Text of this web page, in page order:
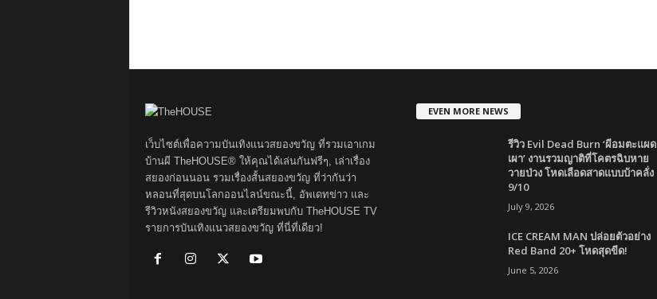
เว็บไซต์เพื่อความบันเทิงแนวสยองขวัญ ที่รวมเอาเกม
บ้านผี TheHOUSE® ให้คุณได้เล่นกันฟรีๆ, เล่าเรื่อง
สยองก่อนนอน รวมเรื่องสั้นสยองขวัญ ที่ว่ากันว่า
หลอนที่สุดบนโลกออนไลน์ขณะนี้, อัพเดทข่าว และ
รีวิวหนังสยองขวัญ และเตรียมพบกับ TheHOUSE TV
รายการบันเทิงแนวสยองขวัญ ที่นี่ที่เดียว!
EVEN MORE NEWS
รีวิว Evil Dead Burn ‘ผีอมตะแผด
เผา’ งานรวมญาติที่โคตรฉิบหาย
วายป่วง โหดเลือดสาดแบบบ้าคลั่ง
9/10
July 9, 2026
ICE CREAM MAN ปล่อยตัวอย่าง
Red Band 20+ โหดสุดขีด!
June 5, 2026